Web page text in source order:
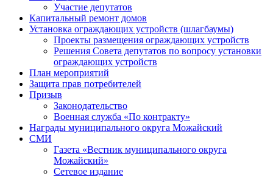
Участие депутатов
Капитальный ремонт домов
Установка ограждающих устройств (шлагбаумы)
Проекты размещения ограждающих устройств
Решения Совета депутатов по вопросу установки
ограждающих устройств
План мероприятий
Защита прав потребителей
Призыв
Законодательство
Военная служба «По контракту»
Награды муниципального округа Можайский
СМИ
Газета «Вестник муниципального округа
Можайский»
Сетевое издание